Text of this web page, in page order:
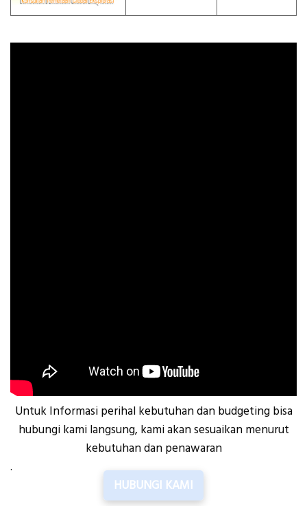
Untuk Informasi perihal kebutuhan dan budgeting bisa
hubungi kami langsung, kami akan sesuaikan menurut
kebutuhan dan penawaran
.
HUBUNGI KAMI